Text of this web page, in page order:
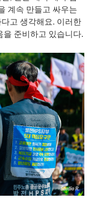
계속 만들고 싸우는
고 생각해요. 이러한
을 준비하고 있습니다.